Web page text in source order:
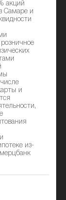
акций
Самаре и
и
из-